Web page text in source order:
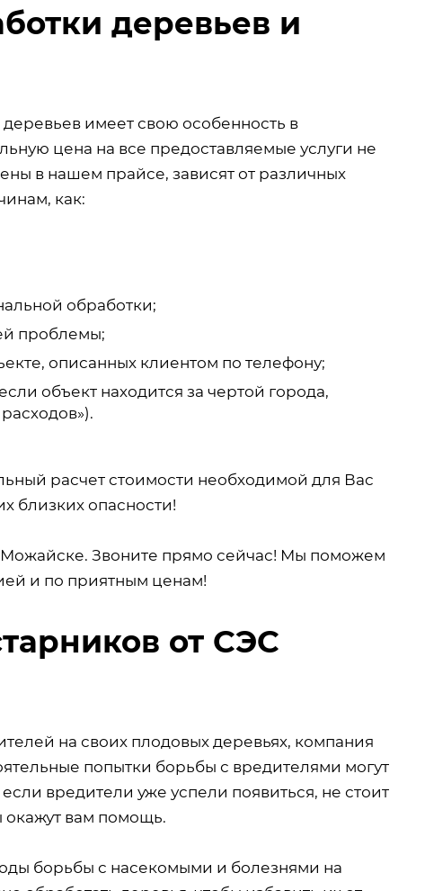
деревьев и
имеет свою особенность в
цена на все предоставляемые услуги не
в нашем прайсе, зависят от различных
как:
обработки;
проблемы;
описанных клиентом по телефону;
объект находится за чертой города,
расчет стоимости необходимой для Вас
близких опасности!
Звоните прямо сейчас! Мы поможем
и по приятным ценам!
от СЭС
на своих плодовых деревьях, компания
попытки борьбы с вредителями могут
вредители уже успели появиться, не стоит
вам помощь.
борьбы с насекомыми и болезнями на